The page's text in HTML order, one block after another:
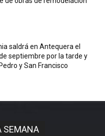
saldrá en Antequera el
septiembre por la tarde y
y San Francisco
SEMANA